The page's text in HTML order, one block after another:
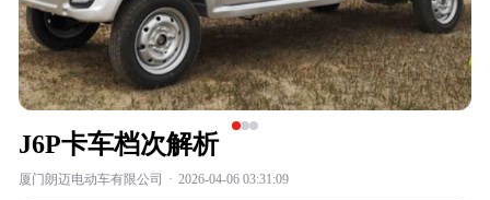
J6P卡车档次解析
厦门朗迈电动车有限公司 · 2026-04-06 03:31:09